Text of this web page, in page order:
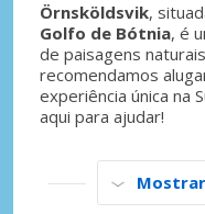
Örnsköldsvik,
Golfo de Bótnia, é
de paisagens
recomendamos
experiência única na
aqui para ajudar!